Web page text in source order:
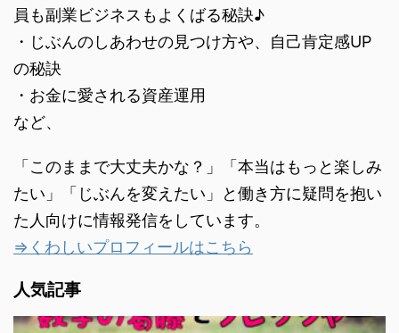
員も副業ビジネスもよくばる秘訣♪
・じぶんのしあわせの見つけ方や、自己肯定感UP
の秘訣
・お金に愛される資産運用
など、
「このままで大丈夫かな？」「本当はもっと楽しみ
たい」「じぶんを変えたい」と働き方に疑問を抱い
た人向けに情報発信をしています。
⇒くわしいプロフィールはこちら
人気記事